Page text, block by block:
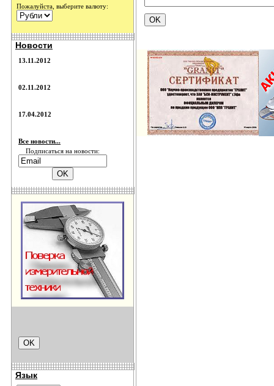
Пожалуйста, выберите валюту:
Новости
13.11.2012
02.11.2012
17.04.2012
Все новости...
Подписаться на новости:
Язык